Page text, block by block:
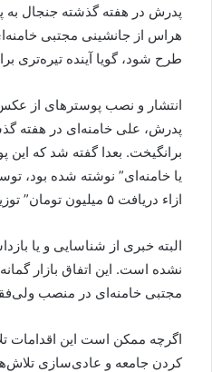
پدرش در هفته گذشته جنجال به
هراس از جانشینی مجتبی
طرح شود، گویا آینده تیره‌تری
انتشار و نصب پوسترهای از
پدرش، علی خامنه‌ای در هفته
برانگیخت. بعدا گفته شد که این
یا خامنه‌ای” نوشته شده بود،
ازاء دریافت ۵ ‌میلیون تومان” توزیع و نصب شده است.
البته خبری از شناسایی و یا
نشده‌ است. این اتفاق بازار
مجتبی خامنه‌ای در منصب
اگرچه ممکن است این اقدامات
کردن جامعه و عادی‌سازی